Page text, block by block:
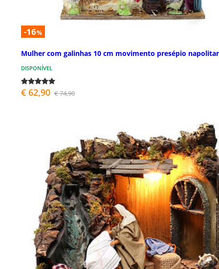
-16%
Mulher com galinhas 10 cm movimento presépio
DISPONÍVEL
€ 62,90 € 74,90